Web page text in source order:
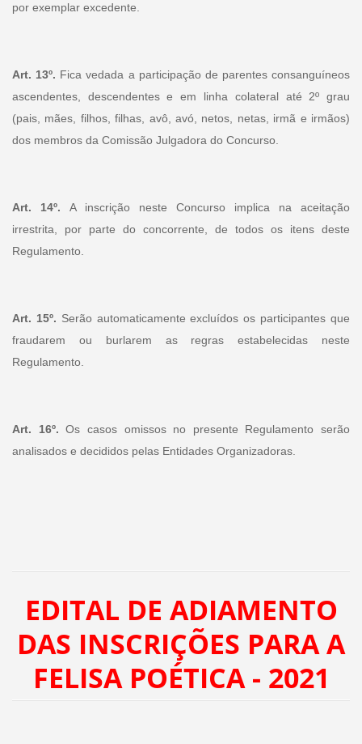
por exemplar excedente.
Art. 13º. Fica vedada a participação de parentes consanguíneos
ascendentes, descendentes e em linha colateral até 2º grau
(pais, mães, filhos, filhas, avô, avó, netos, netas, irmã e irmãos)
dos membros da Comissão Julgadora do Concurso.
Art. 14º. A inscrição neste Concurso implica na aceitação
irrestrita, por parte do concorrente, de todos os itens deste
Regulamento.
Art. 15º. Serão automaticamente excluídos os participantes que
fraudarem ou burlarem as regras estabelecidas neste
Regulamento.
Art. 16º. Os casos omissos no presente Regulamento serão
analisados e decididos pelas Entidades Organizadoras.
EDITAL DE ADIAMENTO
DAS INSCRIÇÕES PARA A
FELISA POÉTICA - 2021